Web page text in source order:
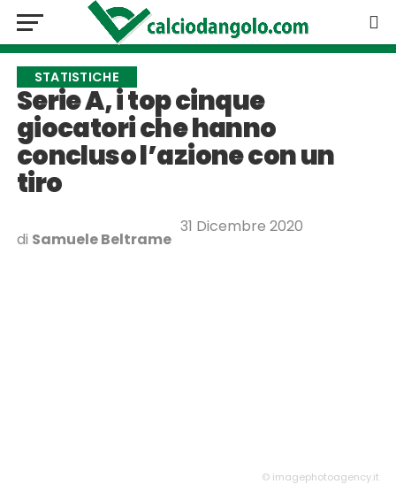
STATISTICHE
Serie A, i top cinque
giocatori che hanno
concluso l’azione con un
tiro
di Samuele Beltrame
31 Dicembre 2020
© imagephotoagency.it